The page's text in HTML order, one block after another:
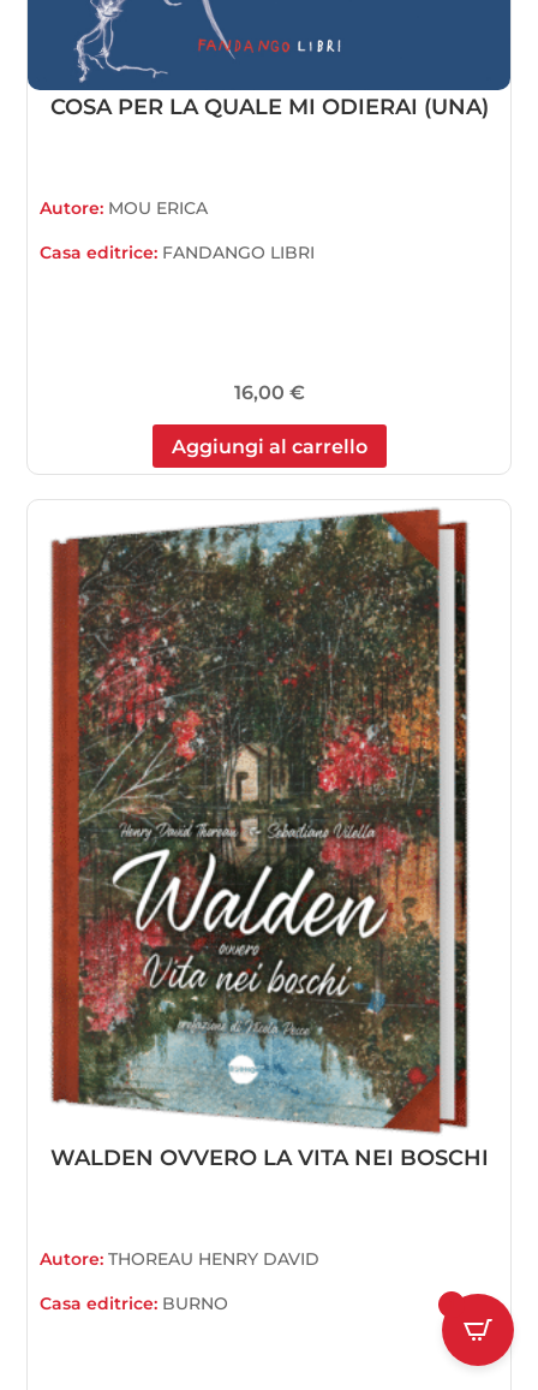
COSA PER LA QUALE MI ODIERAI (UNA)
Autore: MOU ERICA
Casa editrice: FANDANGO LIBRI
16,00 €
Aggiungi al carrello
WALDEN OVVERO LA VITA NEI BOSCHI
Autore:THOREAU HENRY DAVID
Casa editrice: BURNO